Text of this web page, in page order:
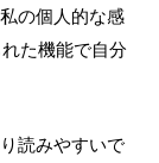
の個人的な感
た機能で自分
読みやすいで